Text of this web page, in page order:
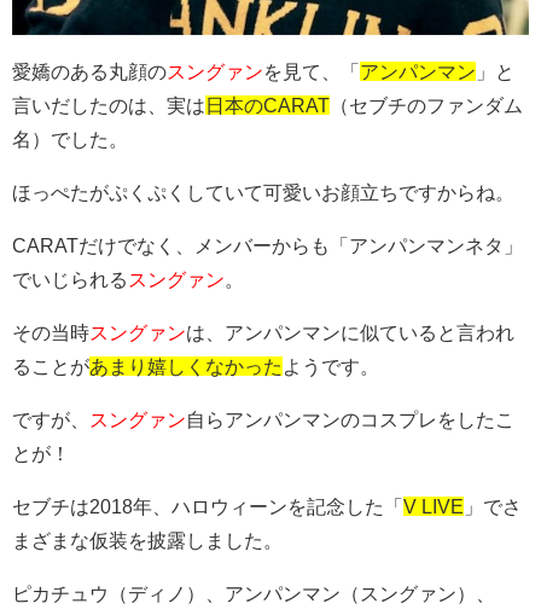
愛嬌のある丸顔のスングァンを見て、「 アンパンマン 」と
言いだしたのは、実は 日本のCARAT （セブチのファンダム
名）でした。
ほっぺたがぷくぷくしていて可愛いお顔立ちですからね。
CARATだけでなく、メンバーからも「アンパンマンネタ」
でいじられる スングァン
その当時スングァンは、アンパンマンに似ていると言われ
ることがあまり嬉しくなかった ようです。
ですが、 スングァン自らアンパンマンのコスプレをしたこ
とが！
セブチは2018年、ハロウィーンを記念した「 V LIVE 」でさ
まざまな仮装を披露しました。
ピカチュウ（ディノ）、アンパンマン（スングァン）、